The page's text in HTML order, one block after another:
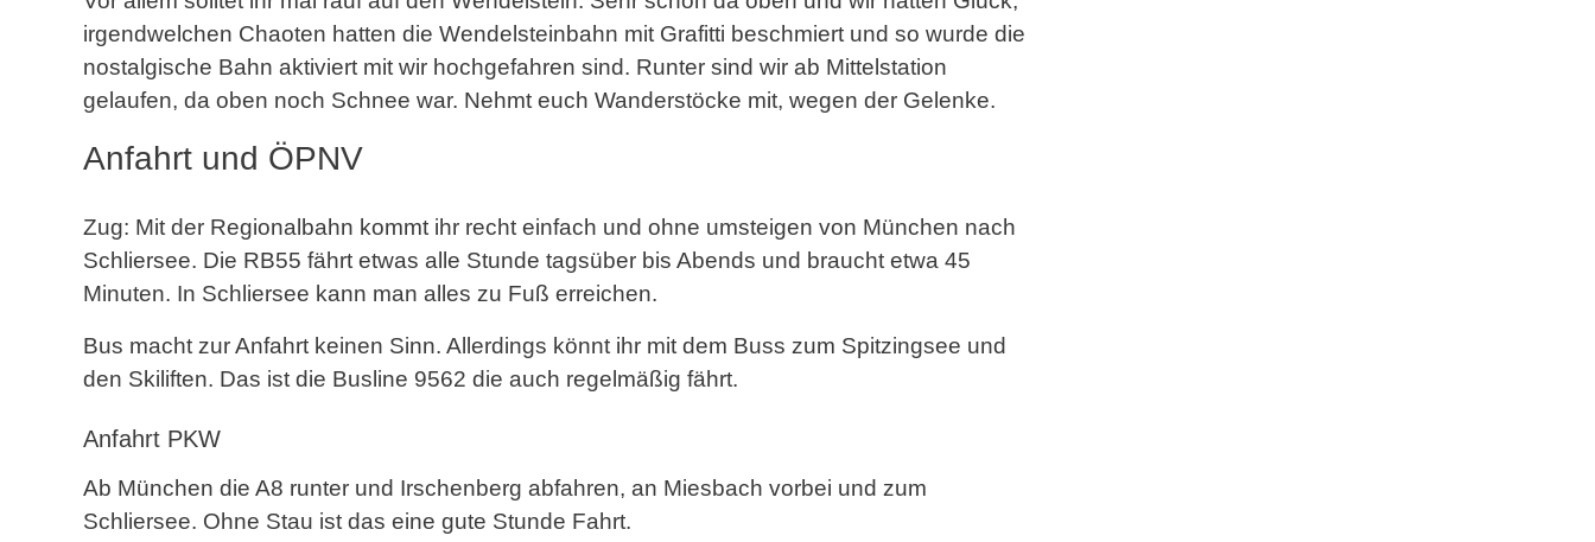
irgendwelchen Chaoten hatten die Wendelsteinbahn mit Grafitti beschmiert und so wurde die
nostalgische Bahn aktiviert mit wir hochgefahren sind. Runter sind wir ab Mittelstation
gelaufen, da oben noch Schnee war. Nehmt euch Wanderstöcke mit, wegen der Gelenke.
Anfahrt und ÖPNV
Zug: Mit der Regionalbahn kommt ihr recht einfach und ohne umsteigen von München nach
Schliersee. Die RB55 fährt etwas alle Stunde tagsüber bis Abends und braucht etwa 45
Minuten. In Schliersee kann man alles zu Fuß erreichen.
Bus macht zur Anfahrt keinen Sinn. Allerdings könnt ihr mit dem Buss zum Spitzingsee und
den Skiliften. Das ist die Busline 9562 die auch regelmäßig fährt.
Anfahrt PKW
Ab München die A8 runter und Irschenberg abfahren, an Miesbach vorbei und zum
Schliersee. Ohne Stau ist das eine gute Stunde Fahrt.